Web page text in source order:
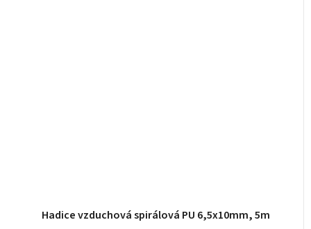
Hadice vzduchová spirálová PU 6,5x10mm, 5m